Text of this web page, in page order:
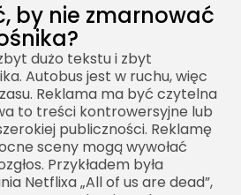
by nie zmarnować
dużo tekstu i zbyt
Autobus jest w ruchu, więc
Reklama ma być czytelna
to treści kontrowersyjne lub
publiczności. Reklamę
sceny mogą wywołać
Przykładem była
Netflixa „All of us are dead”,